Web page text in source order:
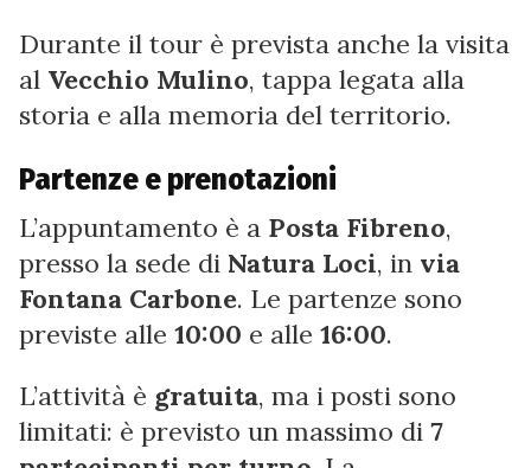
Durante il tour è prevista anche la visita
al Vecchio Mulino, tappa legata alla
storia e alla memoria del territorio.
Partenze e prenotazioni
L’appuntamento è a Posta Fibreno,
presso la sede di Natura Loci, in via
Fontana Carbone. Le partenze sono
previste alle 10:00 e alle 16:00.
L’attività è gratuita, ma i posti sono
limitati: è previsto un massimo di 7